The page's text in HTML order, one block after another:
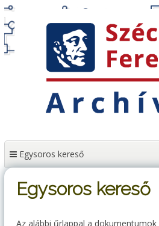
Tartalomhoz
Egysoros kereső
Egysoros kereső
Az alábbi űrlappal a